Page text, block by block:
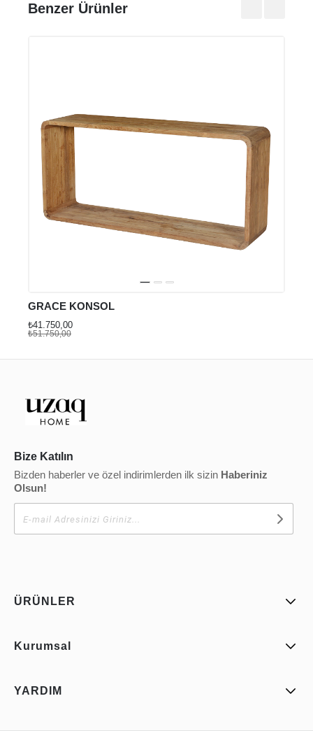
Benzer Ürünler
GRACE KONSOL
₺41.750,00
₺51.750,00
Bize Katılın
Bizden haberler ve özel indirimlerden ilk sizin Haberiniz
Olsun!
ÜRÜNLER
Kurumsal
YARDIM